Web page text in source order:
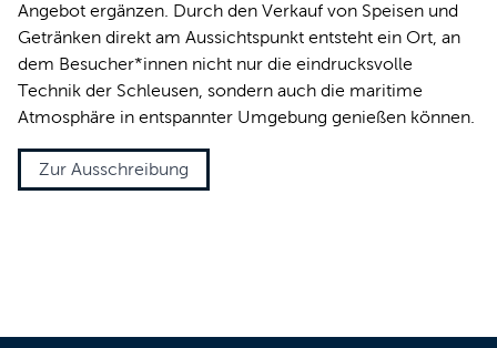
Angebot ergänzen. Durch den Verkauf von Speisen und
Getränken direkt am Aussichtspunkt entsteht ein Ort, an
dem Besucher*innen nicht nur die eindrucksvolle
Technik der Schleusen, sondern auch die maritime
Atmosphäre in entspannter Umgebung genießen können.
Zur Ausschreibung